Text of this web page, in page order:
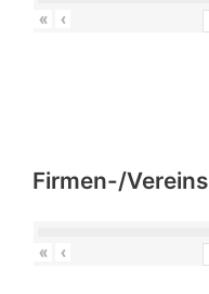
« ‹
Firmen-/
« ‹